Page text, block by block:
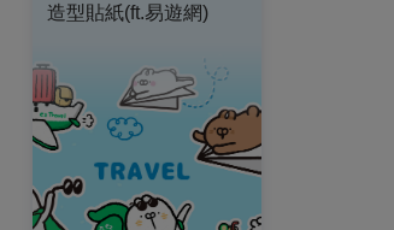
造型貼紙(ft.易遊網)